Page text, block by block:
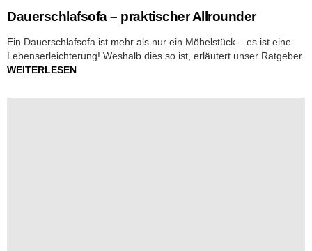
Dauerschlafsofa – praktischer Allrounder
Ein Dauerschlafsofa ist mehr als nur ein Möbelstück – es ist eine
Lebenserleichterung! Weshalb dies so ist, erläutert unser Ratgeber.
WEITERLESEN